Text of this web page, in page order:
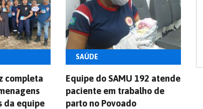
completa
da equipe
SAÚDE
Equipe do SAMU 192 atende
paciente em trabalho de
parto no Povoado